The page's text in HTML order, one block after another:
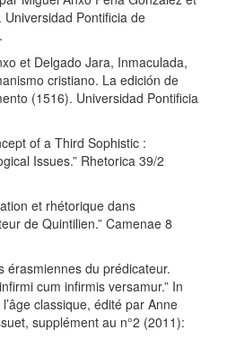
Pontificia de
et Delgado Jara, Inmaculada,
cristiano. La edición de
(1516). Universidad Pontificia
of a Third Sophistic :
Issues.” Rhetorica 39/2
et rhétorique dans
de Quintilien.” Camenae 8
érasmiennes du prédicateur.
cum infirmis versamur.” In
classique, édité par Anne
supplément au n°2 (2011):